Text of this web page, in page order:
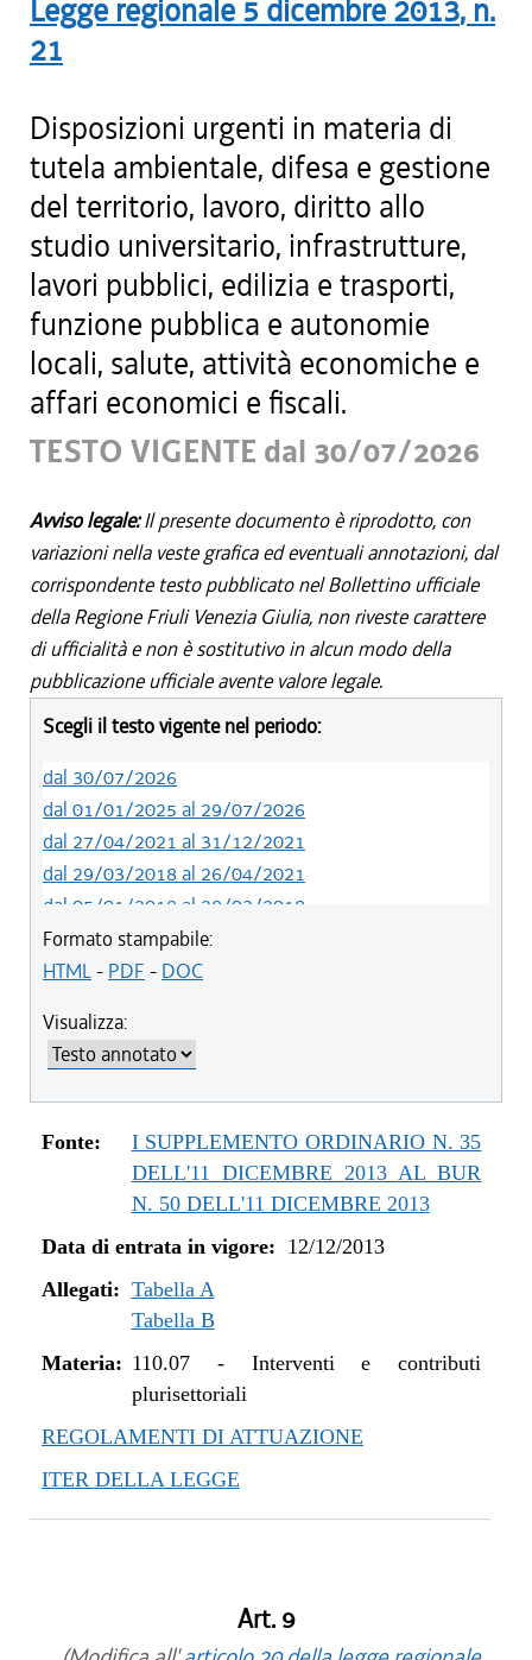
Legge regionale 5 dicembre 2013, n.
21
Disposizioni urgenti in materia di
tutela ambientale, difesa e gestione
del territorio, lavoro, diritto allo
studio universitario, infrastrutture,
lavori pubblici, edilizia e trasporti,
funzione pubblica e autonomie
locali, salute, attività economiche e
affari economici e fiscali.
TESTO VIGENTE dal 30/07/2026
Avviso legale:Il presente documento è riprodotto, con
variazioni nella veste grafica ed eventuali annotazioni, dal
corrispondente testo pubblicato nel Bollettino ufficiale
della Regione Friuli Venezia Giulia, non riveste carattere
di ufficialità e non è sostitutivo in alcun modo della
pubblicazione ufficiale avente valore legale.
Scegli il testo vigente nel periodo:
dal 30/07/2026
dal 01/01/2025 al 29/07/2026
dal 27/04/2021 al 31/12/2021
dal 29/03/2018 al 26/04/2021
dal 05/01/2018 al 28/03/2018
dal 01/01/2018 al 04/01/2018
dal 26/10/2017 al 31/12/2017
dal 15/12/2016 al 14/04/2017
dal 01/01/2016 al 14/12/2016
dal 11/08/2015 al 31/12/2015
dal 21/05/2015 al 10/08/2015
dal 26/02/2015 al 20/05/2015
dal 07/01/2015 al 25/02/2015
dal 06/11/2014 al 19/11/2014
dal 22/05/2014 al 05/11/2014
dal 11/04/2014 al 21/05/2014
dal 28/03/2014 al 10/04/2014
dal 12/12/2013 al 27/03/2014
Formato stampabile:
HTML- PDF - DOC
Visualizza:
Fonte:
I SUPPLEMENTO ORDINARIO N. 35
DELL'11 DICEMBRE 2013 AL BUR
N. 50 DELL'11 DICEMBRE 2013
Data di entrata in vigore: 12/12/2013
Allegati: Tabella A
Tabella B
Materia: 110.07- Interventi e contributi
plurisettoriali
REGOLAMENTI DI ATTUAZIONE
ITER DELLA LEGGE
Art. 9